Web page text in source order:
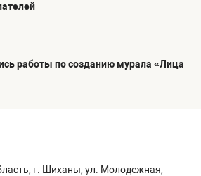
работы по созданию мурала «Лица
г. Шиханы, ул. Молодежная,